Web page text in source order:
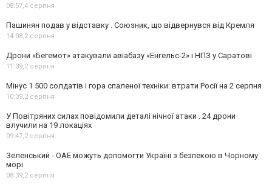
08:57,4 серпня
Пашинян подав у відставку . Союзник, що відвернувся від Кремля
14:08,2 серпня
Дрони «Бегемот» атакували авіабазу «Енгельс-2» і НПЗ у Саратові
11:39,2 серпня
Мінус 1 500 солдатів і гора спаленої техніки: втрати Росії на 2 серпня
10:39,2 серпня
У Повітряних силах повідомили деталі нічної атаки . 24 дрони
влучили на 19 локаціях
09:47,2 серпня
Зеленський - ОАЕ можуть допомогти Україні з безпекою в Чорному
морі
08:39,2 серпня